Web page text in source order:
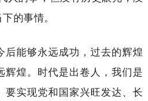
的事情。
后能够永远成功，过去的辉煌
辉煌。时代是出卷人，我们是
要实现党和国家兴旺发达、长